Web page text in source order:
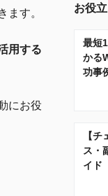
ます。
用する
にお役
お役
最短
かる
功事
【
ス・
イド